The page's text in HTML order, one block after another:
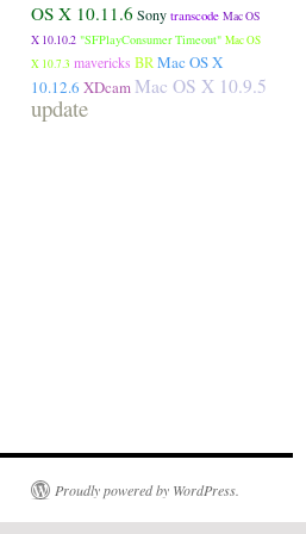
OS X 10.11.6 Sony transcode Mac OS
X 10.10.2 "SFPlayConsumer Timeout" Mac OS
X 10.7.3 mavericks BRMac OS X
10.12.6 XDcam Mac OS X 10.9.5
update
Proudly powered by WordPress.